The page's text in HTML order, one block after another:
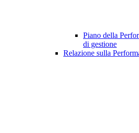
Piano della
di gestione
Relazione sulla